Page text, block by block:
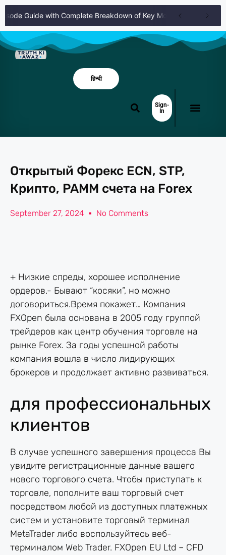
Guide with Complete Breakdown of Key Moments and Themes
हिन्दी
Sign-
In
Открытый Форекс ECN, STP,
Крипто, PAMM счета на Forex
September 27, 2024 No Comments
+ Низкие спреды, хорошее исполнение
ордеров.- Бывают “косяки”, но можно
договориться.Время покажет… Компания
FXOpen была основана в 2005 году группой
трейдеров как центр обучения торговле на
рынке Forex. За годы успешной работы
компания вошла в число лидирующих
брокеров и продолжает активно развиваться.
для профессиональных
клиентов
В случае успешного завершения процесса Вы
увидите регистрационные данные вашего
нового торгового счета. Чтобы приступать к
торговле, пополните ваш торговый счет
посредством любой из доступных платежных
систем и установите торговый терминал
MetaTrader либо воспользуйтесь веб-
терминалом Web Trader. FXOpen EU Ltd – CFD